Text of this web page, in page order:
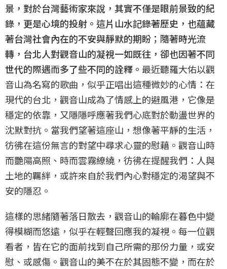
景，對於台灣藝術家來說，其實不僅是眼前景致的紀
錄，更是心境的投射。這片山水記錄著歷史，也蘊藏
著台灣社會內在的不安與靜默的期盼；隨著時光流
轉，台北人對觀音山的凝視一如既往，卻也因著不同
世代的際遇而多了些不同的詮釋。 最近聽羅大佑以觀
音山為名寫的歌曲，似乎正唱出這種微妙的心情：在
現代的台北，觀音山成為了情感上的避風港，它像是
穩定的依靠，又隱隱呼應著我們心底對於動盪世界的
沈默對抗。當我們望著這座山，想像著平靜的生活，
彷彿在這份無言的對望中尋求心靈的慰藉。觀音山時
而艷陽高照、時而雲霧繚繞，彷彿在提醒我們：人與
土地的羈絆，或許來自於我們內心對穩定的渴望與不
安的隱忍。
這樣的思緒隨著落日散去，觀音山的輪廓在暮色中變
得模糊而悠遠，似乎在輕聲回應我的凝視。每一位觀
看者，皆在它的面前找到自己所需的那份力量，或安
慰、或感傷。觀音山的美不在於其固態不變，而在於